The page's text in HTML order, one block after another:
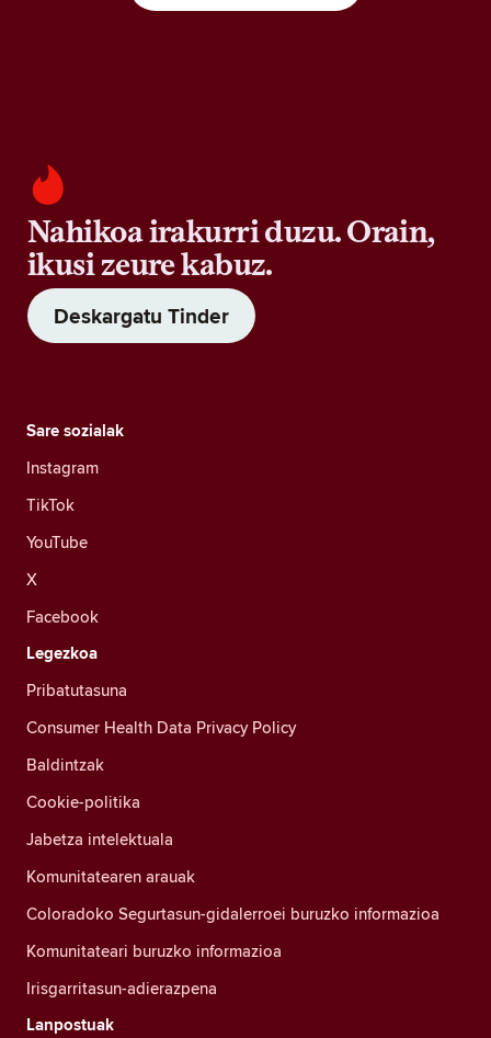
Nahikoa irakurri duzu. Orain,
ikusi zeure kabuz.
Deskargatu Tinder
Sare sozialak
Instagram
TikTok
YouTube
X
Facebook
Legezkoa
Pribatutasuna
Consumer Health Data Privacy Policy
Baldintzak
Cookie-politika
Jabetza intelektuala
Komunitatearen arauak
Coloradoko Segurtasun-gidalerroei buruzko informazioa
Komunitateari buruzko informazioa
Irisgarritasun-adierazpena
Lanpostuak